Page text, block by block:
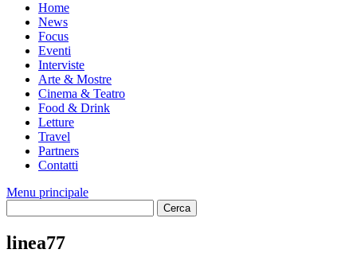
Home
News
Focus
Eventi
Interviste
Arte & Mostre
Cinema & Teatro
Food & Drink
Letture
Travel
Partners
Contatti
Menu principale
linea77